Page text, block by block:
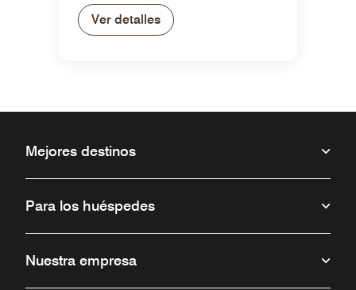
Ver detalles
Mejores destinos
Para los huéspedes
Nuestra empresa